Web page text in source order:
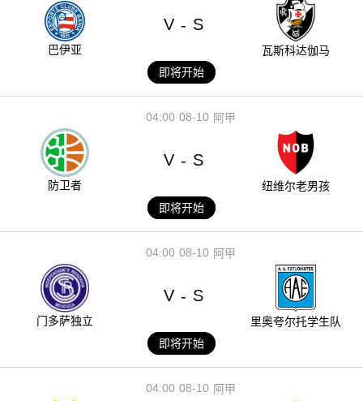
巴伊亚
V - S
瓦斯科达伽马
即将开始
08-10
04:00 阿甲
防卫者
V - S
纽维尔老男孩
即将开始
08-10
04:00 阿甲
门多萨独立
V - S
里奥夸尔托学生队
即将开始
08-10
04:00 阿甲